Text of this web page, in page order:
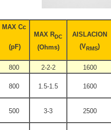
MAX Cc
(pF)
MAX RDC
(Ohms)
AISLACION
(VRMS)
800 2-2-2 1600
800 1.5-1.5 1600
500 3-3 2500